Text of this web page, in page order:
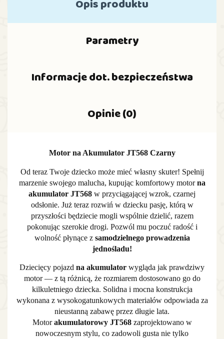
Opis produktu
Parametry
Informacje dot. bezpieczeństwa
Opinie (0)
Motor na Akumulator JT568 Czarny
Od teraz Twoje dziecko może mieć własny skuter! Spełnij
marzenie swojego malucha, kupując komfortowy motorna
akumulator JT568 w przyciągającej wzrok, czarnej
odsłonie. Już teraz rozwiń w dziecku pasję, którą w
przyszłości będziecie mogli wspólnie dzielić, razem
pokonując szerokie drogi. Pozwól mu poczuć radość i
wolność płynące z samodzielnego prowadzenia
jednośladu!
Dziecięcy pojazd na akumulator wygląda jak prawdziwy
motor — z tą różnicą, że rozmiarem dostosowano go do
kilkuletniego dziecka. Solidna i mocna konstrukcja
wykonana z wysokogatunkowych materiałów odpowiada za
nieustanną zabawę przez długie lata.
Motorakumulatorowy JT568zaprojektowano w
nowoczesnym stylu, co zadowoli gusta nie tylko